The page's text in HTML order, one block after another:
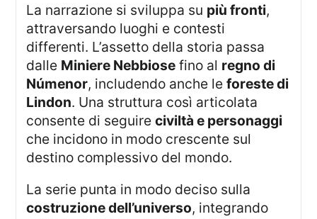
La narrazione si sviluppa su più fronti,
attraversando luoghi e contesti
differenti. L’assetto della storia passa
dalle Miniere Nebbiose fino al regno di
Númenor, includendo anche leforeste di
Lindon. Una struttura così articolata
consente di seguireciviltà e personaggi
che incidono in modo crescente sul
destino complessivo del mondo.
La serie punta in modo deciso sulla
costruzione dell’universo, integrando